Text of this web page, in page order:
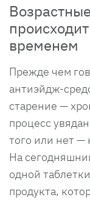
временем
Прежде чем
антиэйдж-
старение —
процесс
того или нет —
На
одной
продукта,